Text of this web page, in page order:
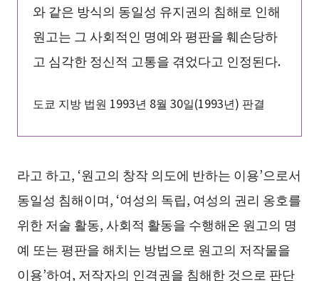
와 같은 방식의 동일성 유지권의 침해로 인해
원고는 그 사회적인 명예와 평판을 훼손당하
고 심각한 정신적 고통을 겪었다고 인정된다.
도쿄 지방 법원 1993년 8월 30일(1993년) 판결
라고 하고, ‘원고의 창작 의도에 반하는 이용’으로서
동일성 침해이며, ‘여성의 독립, 여성의 권리 옹호를
위한 저술 활동, 사회적 활동을 수행해온 원고의 명
예 또는 평판을 해치는 방법으로 원고의 저작물을
이용’하여, 저작자의 인격권을 침해한 것으로 판단